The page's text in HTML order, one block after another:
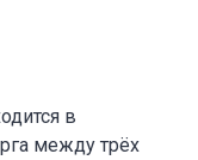
в
между трёх